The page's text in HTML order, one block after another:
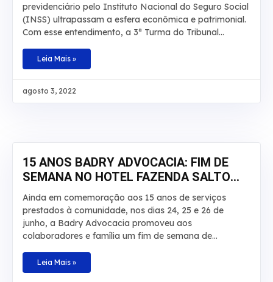
previdenciário pelo Instituto Nacional do Seguro Social
(INSS) ultrapassam a esfera econômica e patrimonial.
Com esse entendimento, a 3ª Turma do Tribunal
unanimidade, a condenação da autarquia por danos
morais e aumentou a indenização a ser paga a um
um homem que teve por diversas vezes sua
Leia Mais »
agosto 3, 2022
15 ANOS BADRY ADVOCACIA: FIM DE
SEMANA NO HOTEL FAZENDA SALTO
BANDEIRANTES
Ainda em comemoração aos 15 anos de serviços
prestados à comunidade, nos dias 24, 25 e 26 de
junho, a Badry Advocacia promoveu aos
colaboradores e família um fim de semana de
Bandeirantes, em Santa Fé, Paraná. Na ocasião,
haviam atividades para todos os gostos: tirolesa,
Leia Mais »